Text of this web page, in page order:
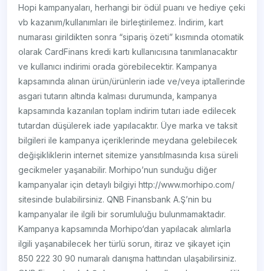
Hopi kampanyaları, herhangi bir ödül puanı ve hediye çeki
vb kazanım/kullanımları ile birleştirilemez. İndirim, kart
numarası girildikten sonra “sipariş özeti” kısmında otomatik
olarak CardFinans kredi kartı kullanıcısına tanımlanacaktır
ve kullanıcı indirimi orada görebilecektir. Kampanya
kapsamında alınan ürün/ürünlerin iade ve/veya iptallerinde
asgari tutarın altında kalması durumunda, kampanya
kapsamında kazanılan toplam indirim tutarı iade edilecek
tutardan düşülerek iade yapılacaktır. Üye marka ve taksit
bilgileri ile kampanya içeriklerinde meydana gelebilecek
değişikliklerin internet sitemize yansıtılmasında kısa süreli
gecikmeler yaşanabilir. Morhipo’nun sunduğu diğer
kampanyalar için detaylı bilgiyi http://www.morhipo.com/
sitesinde bulabilirsiniz. QNB Finansbank A.Ş’nin bu
kampanyalar ile ilgili bir sorumluluğu bulunmamaktadır.
Kampanya kapsamında Morhipo‘dan yapılacak alımlarla
ilgili yaşanabilecek her türlü sorun, itiraz ve şikayet için
850 222 30 90 numaralı danışma hattından ulaşabilirsiniz.